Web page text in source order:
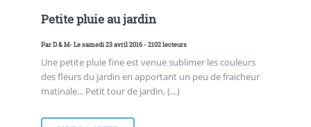
Petite pluie au jardin
ParD & M- Le samedi 23 avril 2016 - 2102 lecteurs
Une petite pluie fine est venue sublimer les couleurs
des fleurs du jardin en apportant un peu de fraicheur
matinale... Petit tour de jardin, (…)